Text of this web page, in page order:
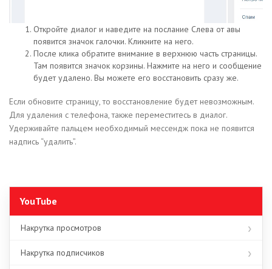
Откройте диалог и наведите на послание Слева от авы
появится значок галочки. Кликните на него.
После клика обратите внимание в верхнюю часть страницы.
Там появится значок корзины. Нажмите на него и сообщение
будет удалено. Вы можете его восстановить сразу же.
Если обновите страницу, то восстановление будет невозможным.
Для удаления с телефона, также переместитесь в диалог.
Удерживайте пальцем необходимый мессендж пока не появится
надпись “удалить”.
YouTube
Накрутка просмотров
Накрутка подписчиков